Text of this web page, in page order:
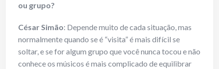
ou grupo?
César Simão: Depende muito de cada situação, mas
normalmente quando se é “visita” é mais difícil se
soltar, e se for algum grupo que você nunca tocou e não
conhece os músicos é mais complicado de equilibrar